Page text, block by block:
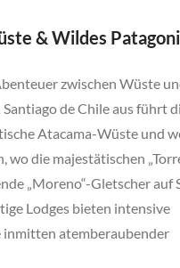
& Wildes
zwischen Wüste
de Chile aus führt
Atacama-Wüste und
wo die majestätischen
„Moreno“-Gletscher auf
Lodges bieten intensive
inmitten atemberaubender